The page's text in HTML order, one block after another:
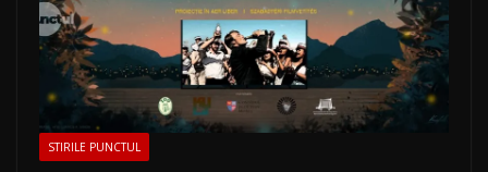
STIRILE PUNCTUL